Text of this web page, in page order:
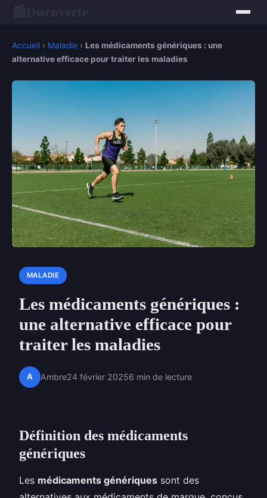
Accueil › Maladie › Les médicaments génériques : une
alternative efficace pour traiter les maladies
MALADIE
Les médicaments génériques :
une alternative efficace pour
traiter les maladies
A Ambre24 février 20256 min de lecture
Définition des médicaments
génériques
Les médicaments génériques sont des